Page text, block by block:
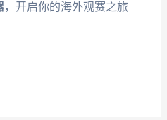
，开启你的海外观赛之旅